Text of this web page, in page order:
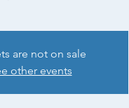
are not on sale
other events